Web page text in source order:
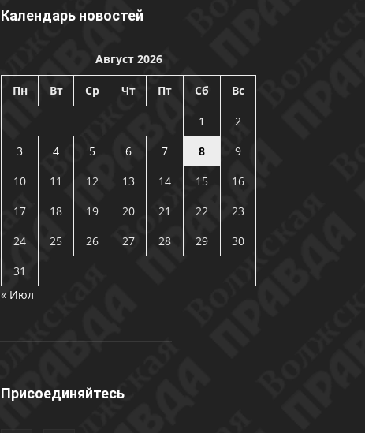
Календарь новостей
Август 2026
Пн Вт Ср Чт Пт Сб Вс
1
2
3
4 5 6 7 8
9
10
11 12 13 14 15
16
17
18 19 20 21 22
23
24
25 26 27 28 29
30
31
« Июл
Присоединяйтесь